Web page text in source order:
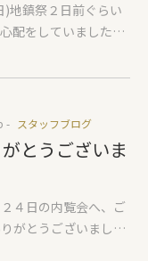
境目ができます。送
の境目をより床面に
て、いくら温度を上
に座っているご家族
いためです。なので
が必須になるんです
床暖が必要になるの
)地鎮祭２日前ぐらい
配をしていました
行われました。 神主
上、祝詞奏上等の儀
いの儀では、お施主
四隅を米・御神酒・
した。その後は、 地
供え物の撤収、 昇
、土地の神様にこれ
とうございま
- スタッフブログ
４日の内覧会へ、ご
がとうございまし